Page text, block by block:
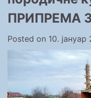
ПРИПРЕМA
Posted on 10. јануар